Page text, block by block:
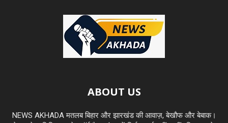
ABOUT US
NEWS AKHADA मतलब बिहार और झारखंड की आवाज़, बेखौफ और बेबाक।